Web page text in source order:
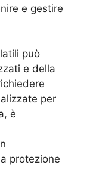
e gestire
può
e della
per
è
protezione